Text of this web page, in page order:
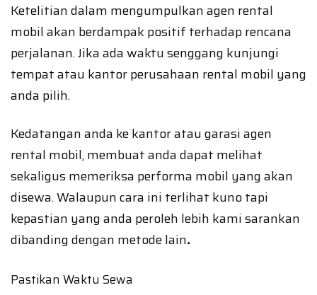
Ketelitian dalam mengumpulkan agen rental
mobil akan berdampak positif terhadap rencana
perjalanan. Jika ada waktu senggang kunjungi
tempat atau kantor perusahaan rental mobil yang
anda pilih.
Kedatangan anda ke kantor atau garasi agen
rental mobil, membuat anda dapat melihat
sekaligus memeriksa performa mobil yang akan
disewa. Walaupun cara ini terlihat kuno tapi
kepastian yang anda peroleh lebih kami sarankan
dibanding dengan metode lain.
Pastikan Waktu Sewa